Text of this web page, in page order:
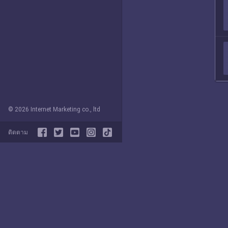
© 2026 Internet Marketing co., ltd
ติดตาม